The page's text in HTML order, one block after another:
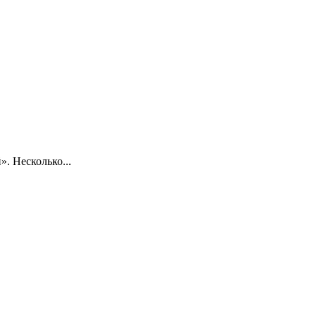
Несколько...